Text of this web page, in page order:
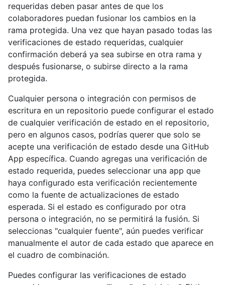
requeridas deben pasar antes de que los
colaboradores puedan fusionar los cambios en la
rama protegida. Una vez que hayan pasado todas las
verificaciones de estado requeridas, cualquier
confirmación deberá ya sea subirse en otra rama y
después fusionarse, o subirse directo a la rama
protegida.
Cualquier persona o integración con permisos de
escritura en un repositorio puede configurar el estado
de cualquier verificación de estado en el repositorio,
pero en algunos casos, podrías querer que solo se
acepte una verificación de estado desde una GitHub
App específica. Cuando agregas una verificación de
estado requerida, puedes seleccionar una app que
haya configurado esta verificación recientemente
como la fuente de actualizaciones de estado
esperada. Si el estado es configurado por otra
persona o integración, no se permitirá la fusión. Si
seleccionas "cualquier fuente", aún puedes verificar
manualmente el autor de cada estado que aparece en
el cuadro de combinación.
Puedes configurar las verificaciones de estado